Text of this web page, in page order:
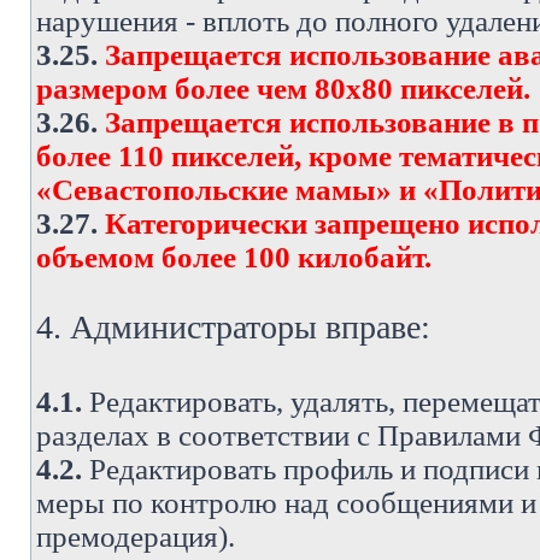
нарушения - вплоть до полного
3.25. Запрещается использование
размером более чем 80х80 пикселей.
3.26. Запрещается использование в
более 110 пикселей, кроме
«Севастопольские мамы» и
3.27. Категорически запрещено
объемом более 100 килобайт.
4. Администраторы вправе:
4.1. Редактировать, удалять,
разделах в соответствии с
4.2. Редактировать профиль и
меры по контролю над сообщениями
премодерация).